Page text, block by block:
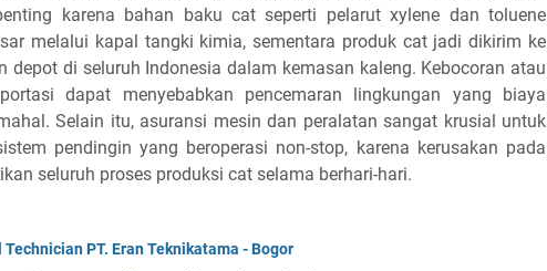
karena bahan baku cat seperti pelarut xylene dan toluene
melalui kapal tangki kimia, sementara produk cat jadi dikirim ke
depot di seluruh Indonesia dalam kemasan kaleng. Kebocoran atau
dapat menyebabkan pencemaran lingkungan yang biaya
Selain itu, asuransi mesin dan peralatan sangat krusial untuk
pendingin yang beroperasi non-stop, karena kerusakan pada
seluruh proses produksi cat selama berhari-hari.
PT. Eran Teknikatama - Bogor